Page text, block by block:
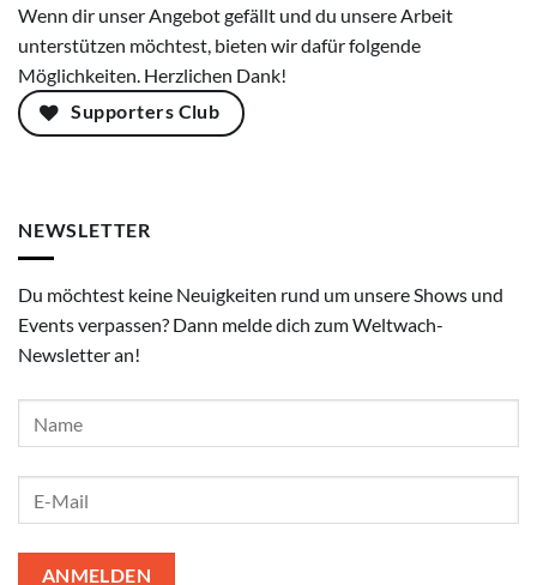
Wenn dir unser Angebot gefällt und du unsere Arbeit
unterstützen möchtest, bieten wir dafür folgende
Möglichkeiten. Herzlichen Dank!
Supporters Club
NEWSLETTER
Du möchtest keine Neuigkeiten rund um unsere Shows und
Events verpassen? Dann melde dich zum Weltwach-
Newsletter an!